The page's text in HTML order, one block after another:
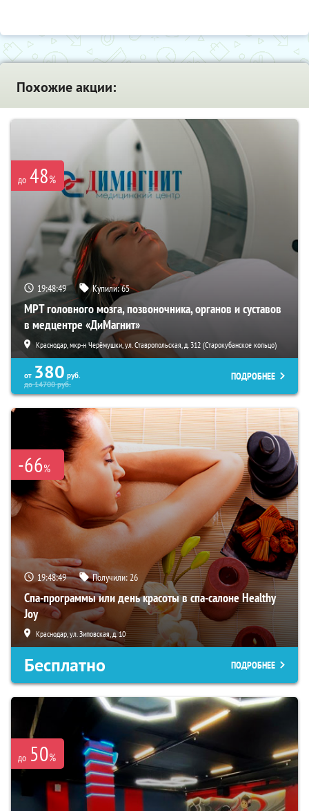
Похожие акции:
до 48%
19:48:48 Купили:65
МРТ головного мозга, позвоночника, органов и суставов
в медцентре «ДиМагнит»
Краснодар, мкр-н Черёмушки, ул. Ставропольская, д. 312 (Старокубанское кольцо)
от 380 руб.
до14700руб.
ПОДРОБНЕЕ
-66%
19:48:48 Получили:26
Спа-программы или день красоты в спа-салоне Healthy
Joy
Краснодар, ул. Зиповская, д. 10
Бесплатно ПОДРОБНЕЕ
до 50%